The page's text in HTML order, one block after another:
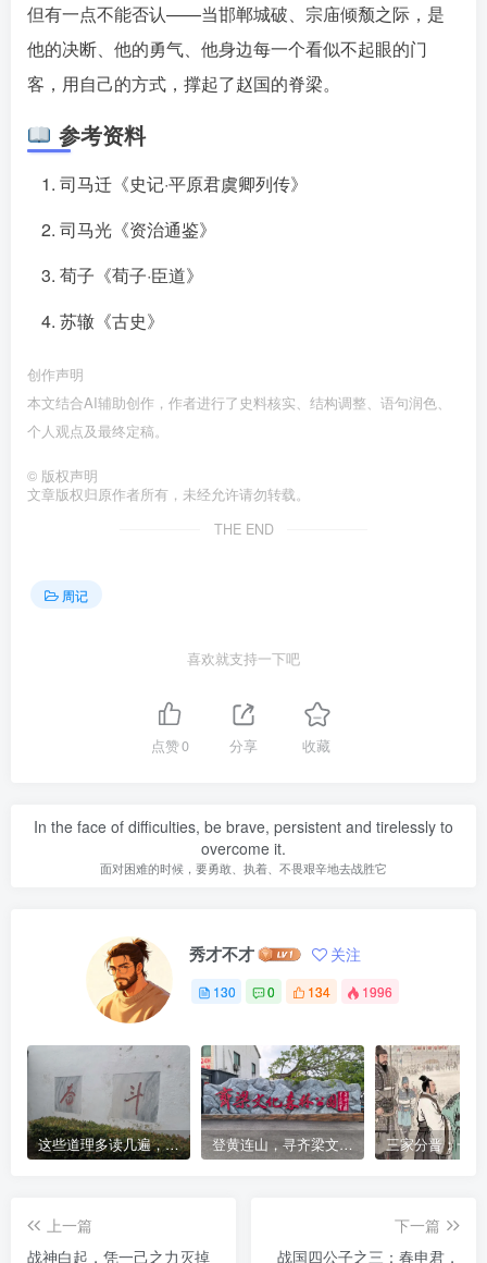
但有一点不能否认——当邯郸城破、宗庙倾颓之际，是
他的决断、他的勇气、他身边每一个看似不起眼的门
客，用自己的方式，撑起了赵国的脊梁。󠄹󠅀󠄪󠄢󠄡󠄦󠄞󠄧󠄣󠄞󠄢󠄡󠄦󠄞󠄡󠄩󠅬󠅅󠅃󠄵󠅂󠄪󠅗󠅥󠅕󠅣󠅤󠅬󠅄󠄹󠄽󠄵󠄪󠄢󠄠󠄢󠄦󠄝󠄠󠄨󠄝󠄠󠄨󠄐󠄠󠄨󠄪󠄥󠄤󠄪󠄤󠄣󠅬󠅨󠅙󠅑󠅟󠅗󠅒󠄞󠅓󠅟󠅝󠄐󠇕󠆠󠅿󠇖󠆄󠆩󠇕󠅿󠆈󠇗󠆭󠆁󠄐󠇗󠅹󠅸󠇖󠆍󠅳󠇖󠅹󠅰󠇖󠆌󠅹
参考资料
司马迁《史记·平原君虞卿列传》
司马光《资治通鉴》
荀子《荀子·臣道》
苏辙《古史》
创作声明
本文结合AI辅助创作，作者进行了史料核实、结构调整、语句润色、
个人观点及最终定稿。󠄹󠅀󠄪󠄢󠄡󠄦󠄞󠄧󠄣󠄞󠄢󠄡󠄦󠄞󠄡󠄩󠅬󠅅󠅃󠄵󠅂󠄪󠅗󠅥󠅕󠅣󠅤󠅬󠅄󠄹󠄽󠄵󠄪󠄢󠄠󠄢󠄦󠄝󠄠󠄨󠄝󠄠󠄨󠄐󠄠󠄨󠄪󠄥󠄤󠄪󠄤󠄣󠅬󠅨󠅙󠅑󠅟󠅗󠅒󠄞󠅓󠅟󠅝󠄐󠇕󠆠󠅿󠇖󠆄󠆩󠇕󠅿󠆈󠇗󠆭󠆁󠄐󠇗󠅹󠅸󠇖󠆍󠅳󠇖󠅹󠅰󠇖󠆌󠅹
© 版权声明
文章版权归原作者所有，未经允许请勿转载。
THE END
周记
喜欢就支持一下吧
点赞0 分享 收藏
In the face of difficulties, be brave, persistent and tirelessly to
overcome it.
面对困难的时候，要勇敢、执着、不畏艰辛地去战胜它
秀才不才 关注
130 0 134 1996
这些道理多读几遍，凡事豁然开朗 登黄连山，寻齐梁文化，这座免费森林公园藏着千年风雅与山野诗意
上一篇
战神白起，凭一己之力灭掉
下一篇
战国四公子之三：春申君，